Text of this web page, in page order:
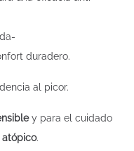
duradero.
al picor.
y para el cuidado
atópico.